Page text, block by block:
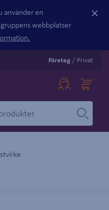
använder en
webbplatser
Företag / Privat